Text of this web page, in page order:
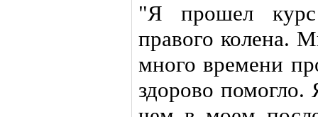
"Я прошел курс
правого колена.
много времени
здорово